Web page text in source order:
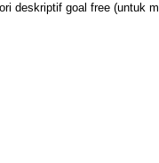
deskriptif goal free (untuk